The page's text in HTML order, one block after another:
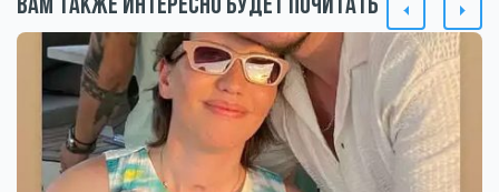
Вам также интересно будет почитать